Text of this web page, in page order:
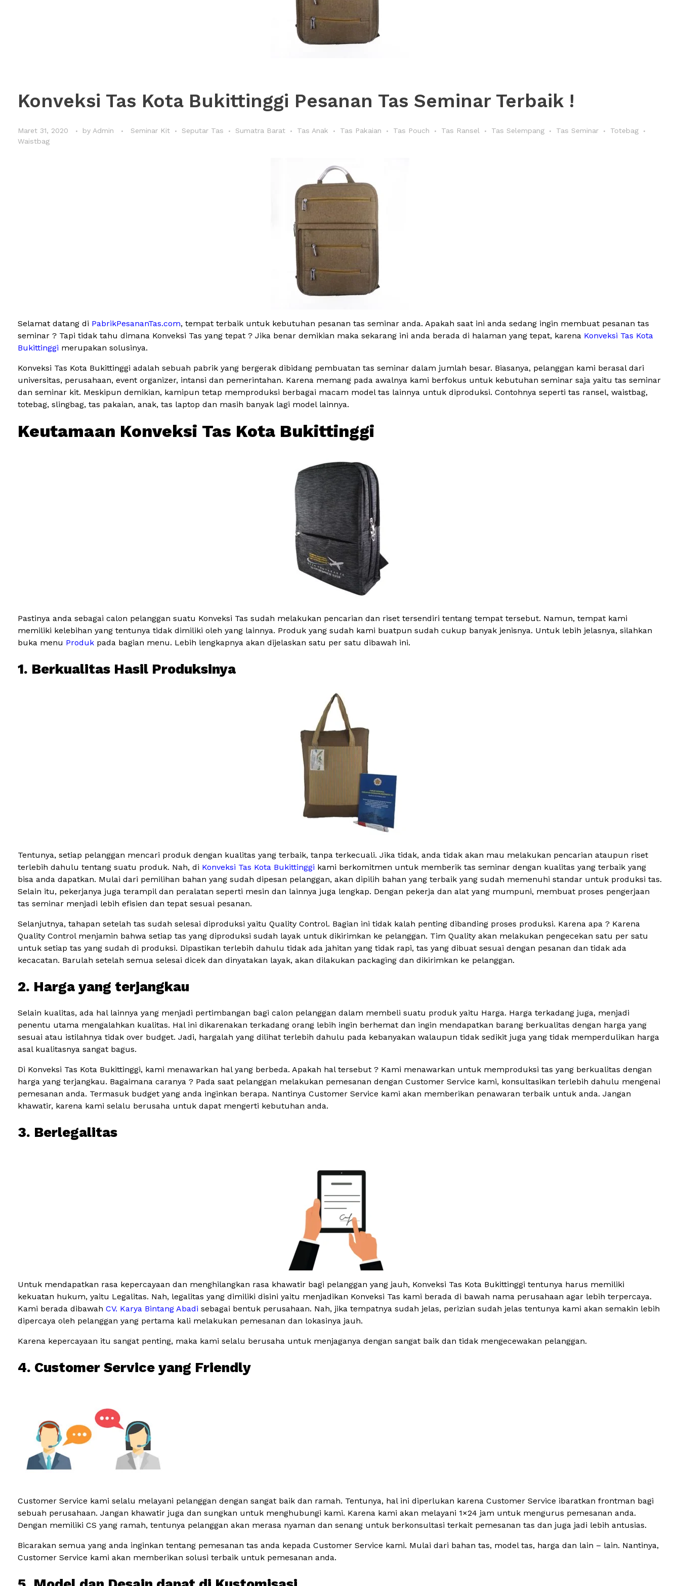
Konveksi Tas Kota Bukittinggi Pesanan Tas Seminar Terbaik !
Maret 31, 2020 by Admin Seminar Kit Seputar Tas Sumatra Barat Tas Anak Tas Pakaian Tas Pouch Tas Ransel Tas Selempang Tas Seminar
Totebag
Waistbag
Selamat datang di PabrikPesananTas.com, tempat terbaik untuk kebutuhan pesanan tas seminar anda. Apakah saat ini anda sedang ingin membuat pesanan tas
seminar ? Tapi tidak tahu dimana Konveksi Tas yang tepat ? Jika benar demikian maka sekarang ini anda berada di halaman yang tepat, karena Konveksi Tas Kota
Bukittinggi merupakan solusinya.
Konveksi Tas Kota Bukittinggi adalah sebuah pabrik yang bergerak dibidang pembuatan tas seminar dalam jumlah besar. Biasanya, pelanggan kami berasal dari
universitas, perusahaan, event organizer, intansi dan pemerintahan. Karena memang pada awalnya kami berfokus untuk kebutuhan seminar saja yaitu tas seminar
dan seminar kit. Meskipun demikian, kamipun tetap memproduksi berbagai macam model tas lainnya untuk diproduksi. Contohnya seperti tas ransel, waistbag,
totebag, slingbag, tas pakaian, anak, tas laptop dan masih banyak lagi model lainnya.
Keutamaan Konveksi Tas Kota Bukittinggi
Pastinya anda sebagai calon pelanggan suatu Konveksi Tas sudah melakukan pencarian dan riset tersendiri tentang tempat tersebut. Namun, tempat kami
memiliki kelebihan yang tentunya tidak dimiliki oleh yang lainnya. Produk yang sudah kami buatpun sudah cukup banyak jenisnya. Untuk lebih jelasnya, silahkan
buka menu Produk pada bagian menu. Lebih lengkapnya akan dijelaskan satu per satu dibawah ini.
1. Berkualitas Hasil Produksinya
Tentunya, setiap pelanggan mencari produk dengan kualitas yang terbaik, tanpa terkecuali. Jika tidak, anda tidak akan mau melakukan pencarian ataupun riset
terlebih dahulu tentang suatu produk. Nah, di Konveksi Tas Kota Bukittinggi kami berkomitmen untuk memberik tas seminar dengan kualitas yang terbaik yang
bisa anda dapatkan. Mulai dari pemilihan bahan yang sudah dipesan pelanggan, akan dipilih bahan yang terbaik yang sudah memenuhi standar untuk produksi tas.
Selain itu, pekerjanya juga terampil dan peralatan seperti mesin dan lainnya juga lengkap. Dengan pekerja dan alat yang mumpuni, membuat proses pengerjaan
tas seminar menjadi lebih efisien dan tepat sesuai pesanan.
Selanjutnya, tahapan setelah tas sudah selesai diproduksi yaitu Quality Control. Bagian ini tidak kalah penting dibanding proses produksi. Karena apa ? Karena
Quality Control menjamin bahwa setiap tas yang diproduksi sudah layak untuk dikirimkan ke pelanggan. Tim Quality akan melakukan pengecekan satu per satu
untuk setiap tas yang sudah di produksi. Dipastikan terlebih dahulu tidak ada jahitan yang tidak rapi, tas yang dibuat sesuai dengan pesanan dan tidak ada
kecacatan. Barulah setelah semua selesai dicek dan dinyatakan layak, akan dilakukan packaging dan dikirimkan ke pelanggan.
2. Harga yang terjangkau
Selain kualitas, ada hal lainnya yang menjadi pertimbangan bagi calon pelanggan dalam membeli suatu produk yaitu Harga. Harga terkadang juga, menjadi
penentu utama mengalahkan kualitas. Hal ini dikarenakan terkadang orang lebih ingin berhemat dan ingin mendapatkan barang berkualitas dengan harga yang
sesuai atau istilahnya tidak over budget. Jadi, hargalah yang dilihat terlebih dahulu pada kebanyakan walaupun tidak sedikit juga yang tidak memperdulikan harga
asal kualitasnya sangat bagus.
Di Konveksi Tas Kota Bukittinggi, kami menawarkan hal yang berbeda. Apakah hal tersebut ? Kami menawarkan untuk memproduksi tas yang berkualitas dengan
harga yang terjangkau. Bagaimana caranya ? Pada saat pelanggan melakukan pemesanan dengan Customer Service kami, konsultasikan terlebih dahulu mengenai
pemesanan anda. Termasuk budget yang anda inginkan berapa. Nantinya Customer Service kami akan memberikan penawaran terbaik untuk anda. Jangan
khawatir, karena kami selalu berusaha untuk dapat mengerti kebutuhan anda.
3. Berlegalitas
Untuk mendapatkan rasa kepercayaan dan menghilangkan rasa khawatir bagi pelanggan yang jauh, Konveksi Tas Kota Bukittinggi tentunya harus memiliki
kekuatan hukum, yaitu Legalitas. Nah, legalitas yang dimiliki disini yaitu menjadikan Konveksi Tas kami berada di bawah nama perusahaan agar lebih terpercaya.
Kami berada dibawah CV. Karya Bintang Abadi sebagai bentuk perusahaan. Nah, jika tempatnya sudah jelas, perizian sudah jelas tentunya kami akan semakin lebih
dipercaya oleh pelanggan yang pertama kali melakukan pemesanan dan lokasinya jauh.
Karena kepercayaan itu sangat penting, maka kami selalu berusaha untuk menjaganya dengan sangat baik dan tidak mengecewakan pelanggan.
4. Customer Service yang Friendly
Customer Service kami selalu melayani pelanggan dengan sangat baik dan ramah. Tentunya, hal ini diperlukan karena Customer Service ibaratkan frontman bagi
sebuah perusahaan. Jangan khawatir juga dan sungkan untuk menghubungi kami. Karena kami akan melayani 1×24 jam untuk mengurus pemesanan anda.
Dengan memiliki CS yang ramah, tentunya pelanggan akan merasa nyaman dan senang untuk berkonsultasi terkait pemesanan tas dan juga jadi lebih antusias.
Bicarakan semua yang anda inginkan tentang pemesanan tas anda kepada Customer Service kami. Mulai dari bahan tas, model tas, harga dan lain – lain. Nantinya,
Customer Service kami akan memberikan solusi terbaik untuk pemesanan anda.